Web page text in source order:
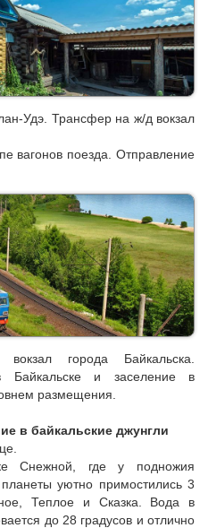
старообрядческим
Удэ. Трансфер на ж/д вокзал
вагонов поезда. Отправление
города Байкальска.
и заселение в